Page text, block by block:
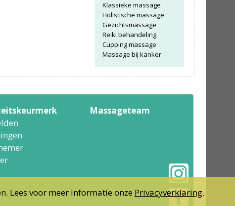
Klassieke massage
Holistische massage
Gezichtsmassage
Reiki behandeling
Cupping massage
Massage bij kanker
Massageteam
Lees voor meer informatie onze Privacyverklaring.